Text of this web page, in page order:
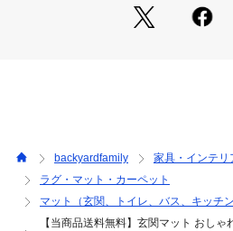
backyardfamily
家具・インテリ
ラグ・マット・カーペット
マット（玄関、トイレ、バス、キッチン
【当商品送料無料】玄関マット おし